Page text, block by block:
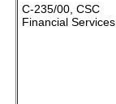
C-235/00, CSC
Financial Services